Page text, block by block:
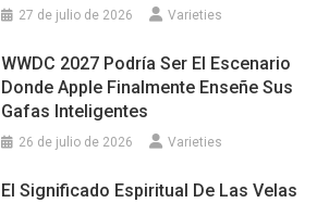
27 de julio de 2026 Varieties
WWDC 2027 Podría Ser El Escenario
Donde Apple Finalmente Enseñe Sus
Gafas Inteligentes
26 de julio de 2026 Varieties
El Significado Espiritual De Las Velas